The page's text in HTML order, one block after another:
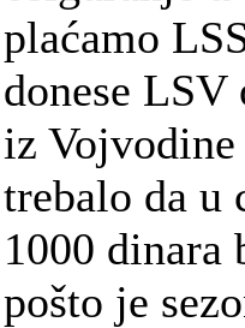
plaćamo
donese
iz
trebalo da u
1000 dinara
pošto je